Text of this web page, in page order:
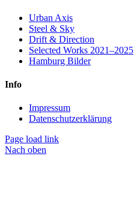
Urban Axis
Steel & Sky
Drift & Direction
Selected Works 2021–2025
Hamburg Bilder
Info
Impressum
Datenschutzerklärung
Page load link
Nach oben